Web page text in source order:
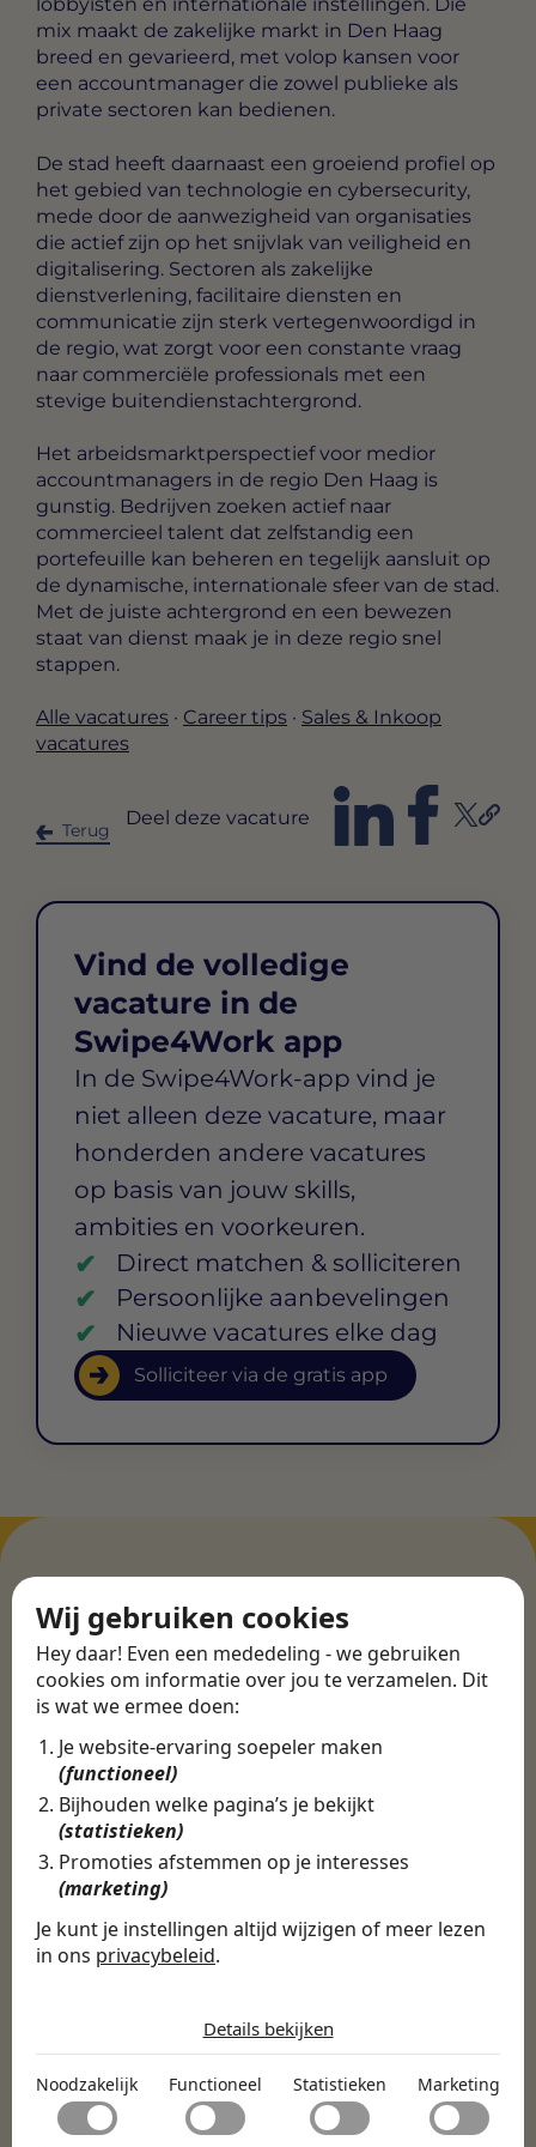
Wij gebruiken cookies
Hey daar! Even een mededeling - we gebruiken
cookies om informatie over jou te verzamelen. Dit
is wat we ermee doen:
Je website-ervaring soepeler maken
(functioneel)
Bijhouden welke pagina’s je bekijkt
(statistieken)
Promoties afstemmen op je interesses
(marketing)
Je kunt je instellingen altijd wijzigen of meer lezen
in ons privacybeleid.
Noodzakelijk
Noodzakelijke cookies helpen een website bruikbaar te
maken door basisfuncties zoals paginanavigatie en
toegang tot beveiligde delen van de website mogelijk te
Functioneel
Details bekijken
Noodzakelijk Functioneel Statistieken Marketing
mix maakt de zakelijke markt in Den Haag
breed en gevarieerd, met volop kansen voor
een accountmanager die zowel publieke als
private sectoren kan bedienen.
De stad heeft daarnaast een groeiend profiel op
het gebied van technologie en cybersecurity,
mede door de aanwezigheid van organisaties
die actief zijn op het snijvlak van veiligheid en
digitalisering. Sectoren als zakelijke
dienstverlening, facilitaire diensten en
communicatie zijn sterk vertegenwoordigd in
de regio, wat zorgt voor een constante vraag
naar commerciële professionals met een
stevige buitendienstachtergrond.
Het arbeidsmarktperspectief voor medior
accountmanagers in de regio Den Haag is
gunstig. Bedrijven zoeken actief naar
commercieel talent dat zelfstandig een
portefeuille kan beheren en tegelijk aansluit op
de dynamische, internationale sfeer van de stad.
Met de juiste achtergrond en een bewezen
staat van dienst maak je in deze regio snel
stappen.
Alle vacatures · Career tips · Sales & Inkoop
vacatures
Terug
Deel deze vacature
Vind de volledige
vacature in de
Swipe4Work app
In de Swipe4Work-app vind je
niet alleen deze vacature, maar
honderden andere vacatures
op basis van jouw skills,
ambities en voorkeuren.
Direct matchen & solliciteren
Persoonlijke aanbevelingen
Nieuwe vacatures elke dag
Solliciteer via de gratis app
ERVARINGEN
Martijn vond een
nieuwe baan bij
CBEE
Door Swipe4Work heb ik op een hele
makkelijke, laagdrempelige manier eigenlijk
een hele leuke nieuwe baan gevonden. Met heel
veel nieuwe uitdagingen!
Martijn